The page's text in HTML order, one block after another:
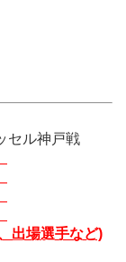
神戸戦
場選手など)
神戸戦
させなければ
ーンシートゲー
セル神戸戦
出場選手など)